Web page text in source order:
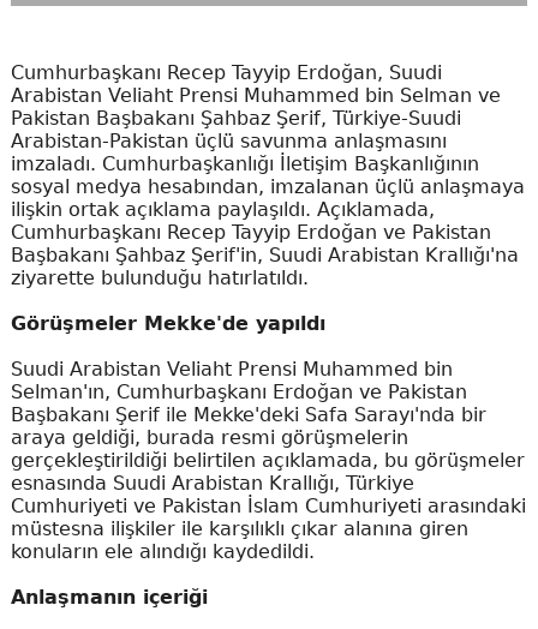
Cumhurbaşkanı Recep Tayyip Erdoğan, Suudi
Arabistan Veliaht Prensi Muhammed bin Selman ve
Pakistan Başbakanı Şahbaz Şerif, Türkiye-Suudi
Arabistan-Pakistan üçlü savunma anlaşmasını
imzaladı. Cumhurbaşkanlığı İletişim Başkanlığının
sosyal medya hesabından, imzalanan üçlü anlaşmaya
ilişkin ortak açıklama paylaşıldı. Açıklamada,
Cumhurbaşkanı Recep Tayyip Erdoğan ve Pakistan
Başbakanı Şahbaz Şerif'in, Suudi Arabistan Krallığı'na
ziyarette bulunduğu hatırlatıldı.
Görüşmeler Mekke'de yapıldı
Suudi Arabistan Veliaht Prensi Muhammed bin
Selman'ın, Cumhurbaşkanı Erdoğan ve Pakistan
Başbakanı Şerif ile Mekke'deki Safa Sarayı'nda bir
araya geldiği, burada resmi görüşmelerin
gerçekleştirildiği belirtilen açıklamada, bu görüşmeler
esnasında Suudi Arabistan Krallığı, Türkiye
Cumhuriyeti ve Pakistan İslam Cumhuriyeti arasındaki
müstesna ilişkiler ile karşılıklı çıkar alanına giren
konuların ele alındığı kaydedildi.
Anlaşmanın içeriği